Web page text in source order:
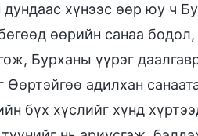
хүнээс өөр юу ч
өөрийн санаа
Бурханы үүрэг
Өөртэйгөө адилхан
бүх хүслийг хүнд